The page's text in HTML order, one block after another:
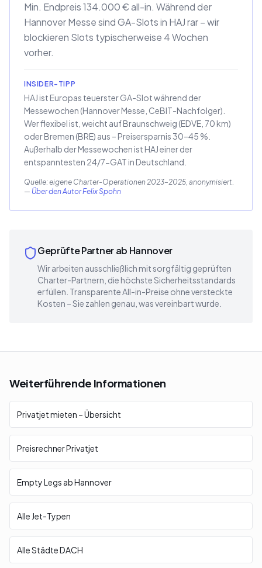
Min. Endpreis 134.000 € all-in. Während der
Hannover Messe sind GA-Slots in HAJ rar – wir
blockieren Slots typischerweise 4 Wochen
vorher.
INSIDER-TIPP
HAJ ist Europas teuerster GA-Slot während der
Messewochen (Hannover Messe, CeBIT-Nachfolger).
Wer flexibel ist, weicht auf Braunschweig (EDVE, 70 km)
oder Bremen (BRE) aus – Preisersparnis 30–45 %.
Außerhalb der Messewochen ist HAJ einer der
entspanntesten 24/7-GAT in Deutschland.
Quelle: eigene Charter-Operationen 2023–2025, anonymisiert.
— Über den Autor Felix Spohn
Geprüfte Partner ab Hannover
Wir arbeiten ausschließlich mit sorgfältig geprüften
Charter-Partnern, die höchste Sicherheitsstandards
erfüllen. Transparente All-in-Preise ohne versteckte
Kosten – Sie zahlen genau, was vereinbart wurde.
Weiterführende Informationen
Privatjet mieten – Übersicht
Preisrechner Privatjet
Empty Legs ab Hannover
Alle Jet-Typen
Alle Städte DACH